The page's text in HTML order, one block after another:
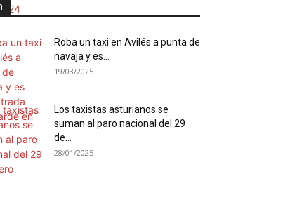
Roba un taxi en Avilés a punta de
navaja y es...
19/03/2025
Los taxistas asturianos se
suman al paro nacional del 29
de...
28/01/2025